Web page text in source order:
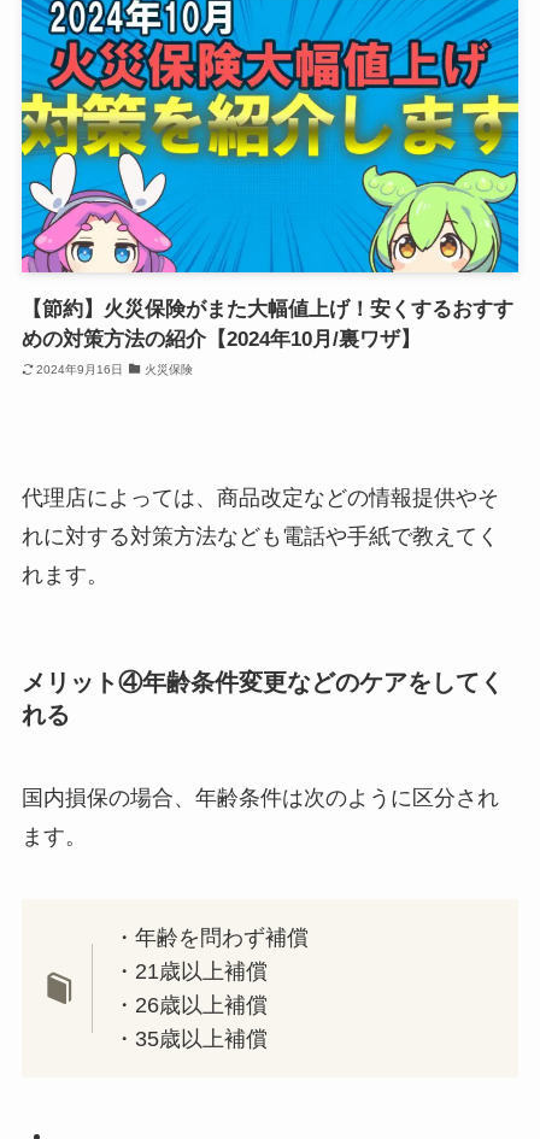
【節約】火災保険がまた大幅値上げ！安くするおすす
めの対策方法の紹介【2024年10月/裏ワザ】
2024年9月16日 火災保険
代理店によっては、商品改定などの情報提供やそ
れに対する対策方法なども電話や手紙で教えてく
れます。
メリット④年齢条件変更などのケアをしてく
れる
国内損保の場合、年齢条件は次のように区分され
ます。
・年齢を問わず補償
・21歳以上補償
・26歳以上補償
・35歳以上補償